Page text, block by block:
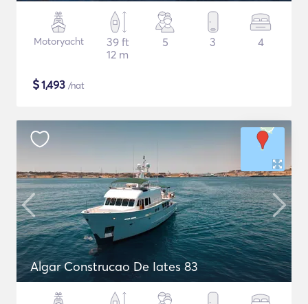
Motoryacht
39 ft
12 m
5 3 4
$1,493 /nat
Algar Construcao De Iates 83